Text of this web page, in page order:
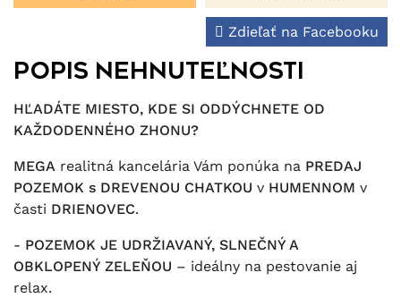
Popis nehnuteľnosti
Zdieľať na Facebooku
HĽADÁTE MIESTO, KDE SI ODDÝCHNETE OD
KAŽDODENNÉHO ZHONU?
MEGA realitná kancelária Vám ponúka na PREDAJ
POZEMOK s DREVENOU CHATKOU v HUMENNOM v
časti DRIENOVEC.
- POZEMOK JE UDRŽIAVANÝ, SLNEČNÝ A
OBKLOPENÝ ZELEŇOU – ideálny na pestovanie aj
relax.